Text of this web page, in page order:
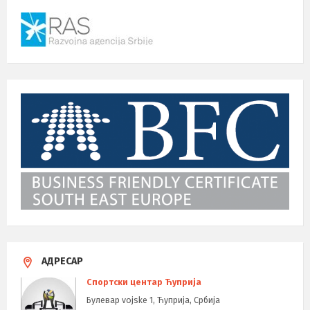
АДРЕСАР
Спортски центар Ћуприја
Булевар vojske 1, Ћуприја, Србија